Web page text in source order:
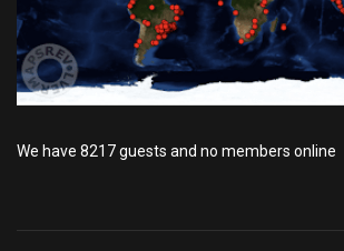
We have 8217 guests and no members online